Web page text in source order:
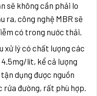
sẽ không cần phải lo
ra, công nghệ MBR sẽ
có trong nước thải.
xử lý có chất lượng các
lít, kể cả lượng
dụng được nguồn
rửa đường, rất phù hợp.